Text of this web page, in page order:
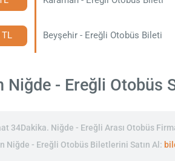
TL Beyşehir - Ereğli Otobüs Bileti
Niğde - Ereğli Otobüs
34Dakika. Niğde - Ereğli Arası Otobüs
Niğde - Ereğli Otobüs Biletlerini Satın Al: